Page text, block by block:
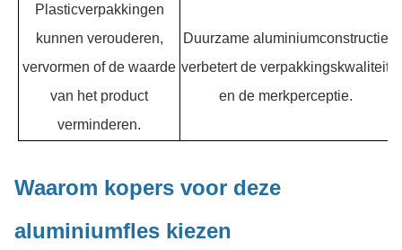
Plasticverpakkingen
kunnen verouderen,
vervormen of de waarde
van het product
verminderen.
Duurzame aluminiumconstructie
verbetert de verpakkingskwaliteit
en de merkperceptie.
Waarom kopers voor deze
aluminiumfles kiezen